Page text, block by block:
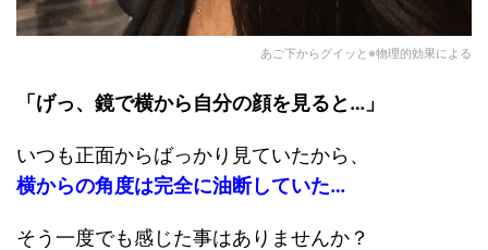
あご下からグイッと※物理的効果による
「げっ、鏡で横から自分の顔を見ると…」
いつも正面からばっかり見ていたから、
横からの角度は完全に油断していた…
そう一度でも感じた事はありませんか？